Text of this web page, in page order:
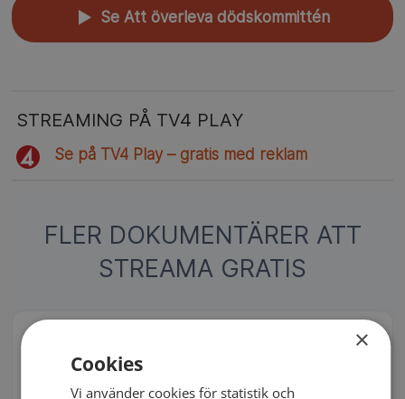
▲ Se Att överleva dödskommittén
STREAMING PÅ TV4 PLAY
Se på TV4 Play – gratis med reklam
FLER DOKUMENTÄRER ATT
STREAMA GRATIS
Syskonmördaren
En tonåring försvinner från sitt hem i Bristol och
polisen anar oråd. Men ingen kan föreställa sig
×
Cookies
Vi använder cookies för statistik och